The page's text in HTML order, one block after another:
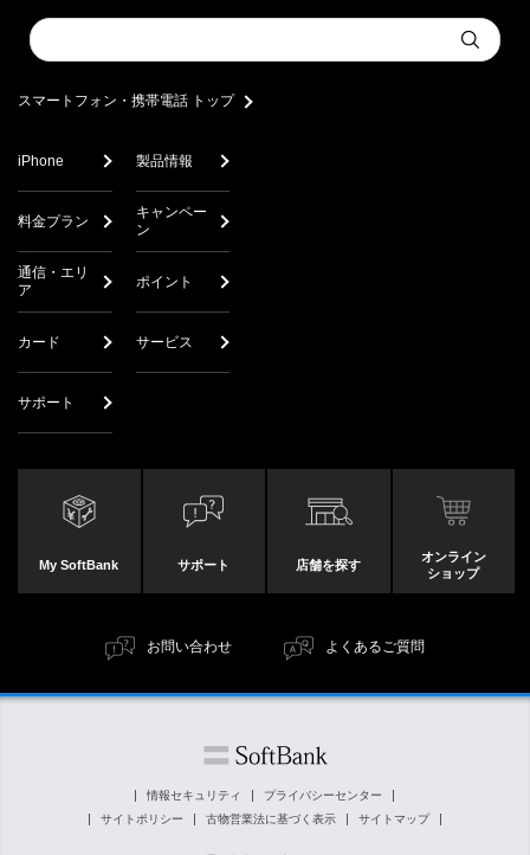
Conduct
a
Submit
スマートフォン・携帯電話 トップ
iPhone 製品情報
料金プラン
キャンペー
ン
通信・エリ
ア
ポイント
カード サービス
サポート
My SoftBank サポート 店舗を探す
オンライン
ショップ
お問い合わせ よくあるご質問
情報セキュリティ
プライバシーセンター
サイトポリシー
古物営業法に基づく表示 サイトマップ